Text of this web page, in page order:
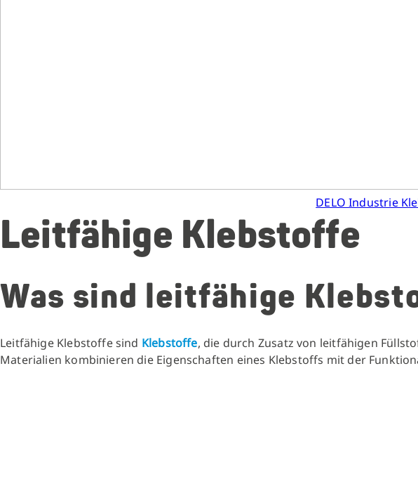
DELO Industrie
Leitfähige Klebstoffe
Was sind leitfähige
Leitfähige Klebstoffe sind Klebstoffe, die durch Zusatz von leitfähigen
Materialien kombinieren die Eigenschaften eines Klebstoffs mit der